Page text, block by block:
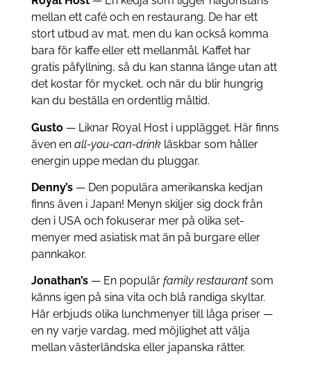
mellan ett café och en restaurang. De har ett
stort utbud av mat, men du kan också komma
bara för kaffe eller ett mellanmål. Kaffet har
gratis påfyllning, så du kan stanna länge utan att
det kostar för mycket, och när du blir hungrig
kan du beställa en ordentlig måltid.
Gusto— Liknar Royal Host i upplägget. Här finns
även en all-you-can-drinkläskbar som håller
energin uppe medan du pluggar.
Denny’s— Den populära amerikanska kedjan
finns även i Japan! Menyn skiljer sig dock från
den i USA och fokuserar mer på olika set-
menyer med asiatisk mat än på burgare eller
pannkakor.
Jonathan’s— En populär family restaurantsom
känns igen på sina vita och blå randiga skyltar.
Här erbjuds olika lunchmenyer till låga priser —
en ny varje vardag, med möjlighet att välja
mellan västerländska eller japanska rätter.